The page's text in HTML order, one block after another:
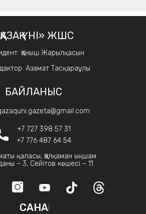
ҮНІ» ЖШС
Қаныш Жарылқасын
Азамат Тасқараұлы
БАЙЛАНЫС
+7 727 398 57 31
+7 776 487 64 54
қаласы, Қалқаман ықшам
– 3, Сейітов көшесі – 11.
САНАҚ